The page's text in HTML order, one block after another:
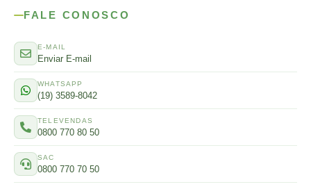
FALE CONOSCO
E-MAIL
Enviar E-mail
WHATSAPP
(19) 3589-8042
TELEVENDAS
0800 770 80 50
SAC
0800 770 70 50